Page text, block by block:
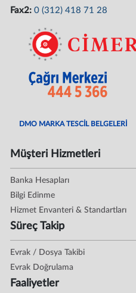
Fax2:0 (312) 418 71 28
DMO MARKA TESCİL BELGELERİ
Müşteri Hizmetleri
Banka Hesapları
Bilgi Edinme
Hizmet Envanteri & Standartları
Süreç Takip
Evrak / Dosya Takibi
Evrak Doğrulama
Faaliyetler